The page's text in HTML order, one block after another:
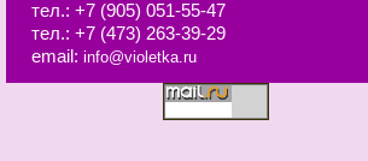
тел.: +7 (905) 051-55-47
тел.: +7 (473) 263-39-29
email: info@violetka.ru